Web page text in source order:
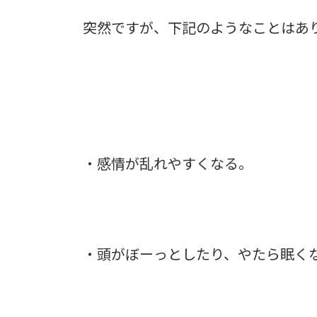
突然ですが、下記のようなことはあ
・感情が乱れやすくなる。
・頭がぼーっとしたり、やたら眠く